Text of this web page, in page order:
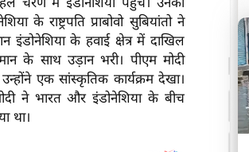
के राष्ट्रपति प्राबोवो सुबियांतो ने
इंडोनेशिया के हवाई क्षेत्र में दाखिल
के साथ उड़ान भरी। पीएम मोदी
एक सांस्कृतिक कार्यक्रम देखा।
ने भारत और इंडोनेशिया के बीच
था।